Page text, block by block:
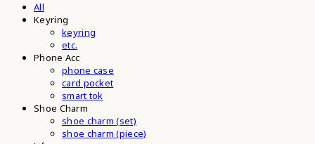
All
Keyring
keyring
etc.
Phone Acc
phone case
card pocket
smart tok
Shoe Charm
shoe charm (set)
shoe charm (piece)